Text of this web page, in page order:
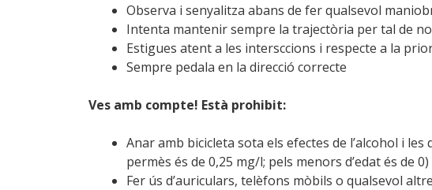
Observa i senyalitza abans de fer qualsevol
Intenta mantenir sempre la trajectòria per tal de
Estigues atent a les intersccions i respecte a la
Sempre pedala en la direcció correcte
Ves amb compte! Està prohibit:
Anar amb bicicleta sota els efectes de l’alcohol i les
permès és de 0,25 mg/l; pels menors d’edat és de 0)
Fer ús d’auriculars, telèfons mòbils o qualsevol